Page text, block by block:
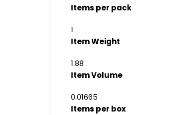
Items per pack
1
Item Weight
1.88
Item Volume
0.01665
Items per box